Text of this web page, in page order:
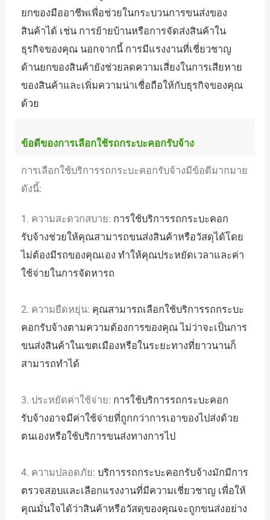
ยกของมืออาชีพเพื่อช่วยในกระบวนการขนส่งของ
สินค้าได้ เช่น การย้ายบ้านหรือการจัดส่งสินค้าใน
ธุรกิจของคุณ นอกจากนี้ การมีแรงงานที่เชี่ยวชาญ
ด้านยกของสินค้ายังช่วยลดความเสี่ยงในการเสียหาย
ของสินค้าและเพิ่มความน่าเชื่อถือให้กับธุรกิจของคุณ
ด้วย
ข้อดีของการเลือกใช้รถกระบะคอกรับจ้าง
การเลือกใช้บริการรถกระบะคอกรับจ้างมีข้อดีมากมาย
ดังนี้:
1. ความสะดวกสบาย: การใช้บริการรถกระบะคอก
รับจ้างช่วยให้คุณสามารถขนส่งสินค้าหรือวัสดุได้โดย
ไม่ต้องมีรถของคุณเอง ทำให้คุณประหยัดเวลาและค่า
ใช้จ่ายในการจัดหารถ
2. ความยืดหยุ่น: คุณสามารถเลือกใช้บริการรถกระบะ
คอกรับจ้างตามความต้องการของคุณ ไม่ว่าจะเป็นการ
ขนส่งสินค้าในเขตเมืองหรือในระยะทางที่ยาวนานก็
สามารถทำได้
3. ประหยัดค่าใช้จ่าย: การใช้บริการรถกระบะคอก
รับจ้างอาจมีค่าใช้จ่ายที่ถูกกว่าการเอาของไปส่งด้วย
ตนเองหรือใช้บริการขนส่งทางการไป
4. ความปลอดภัย:บริการรถกระบะคอกรับจ้างมักมีการ
ตรวจสอบและเลือกแรงงานที่มีความเชี่ยวชาญ เพื่อให้
คุณมั่นใจได้ว่าสินค้าหรือวัสดุของคุณจะถูกขนส่งอย่าง